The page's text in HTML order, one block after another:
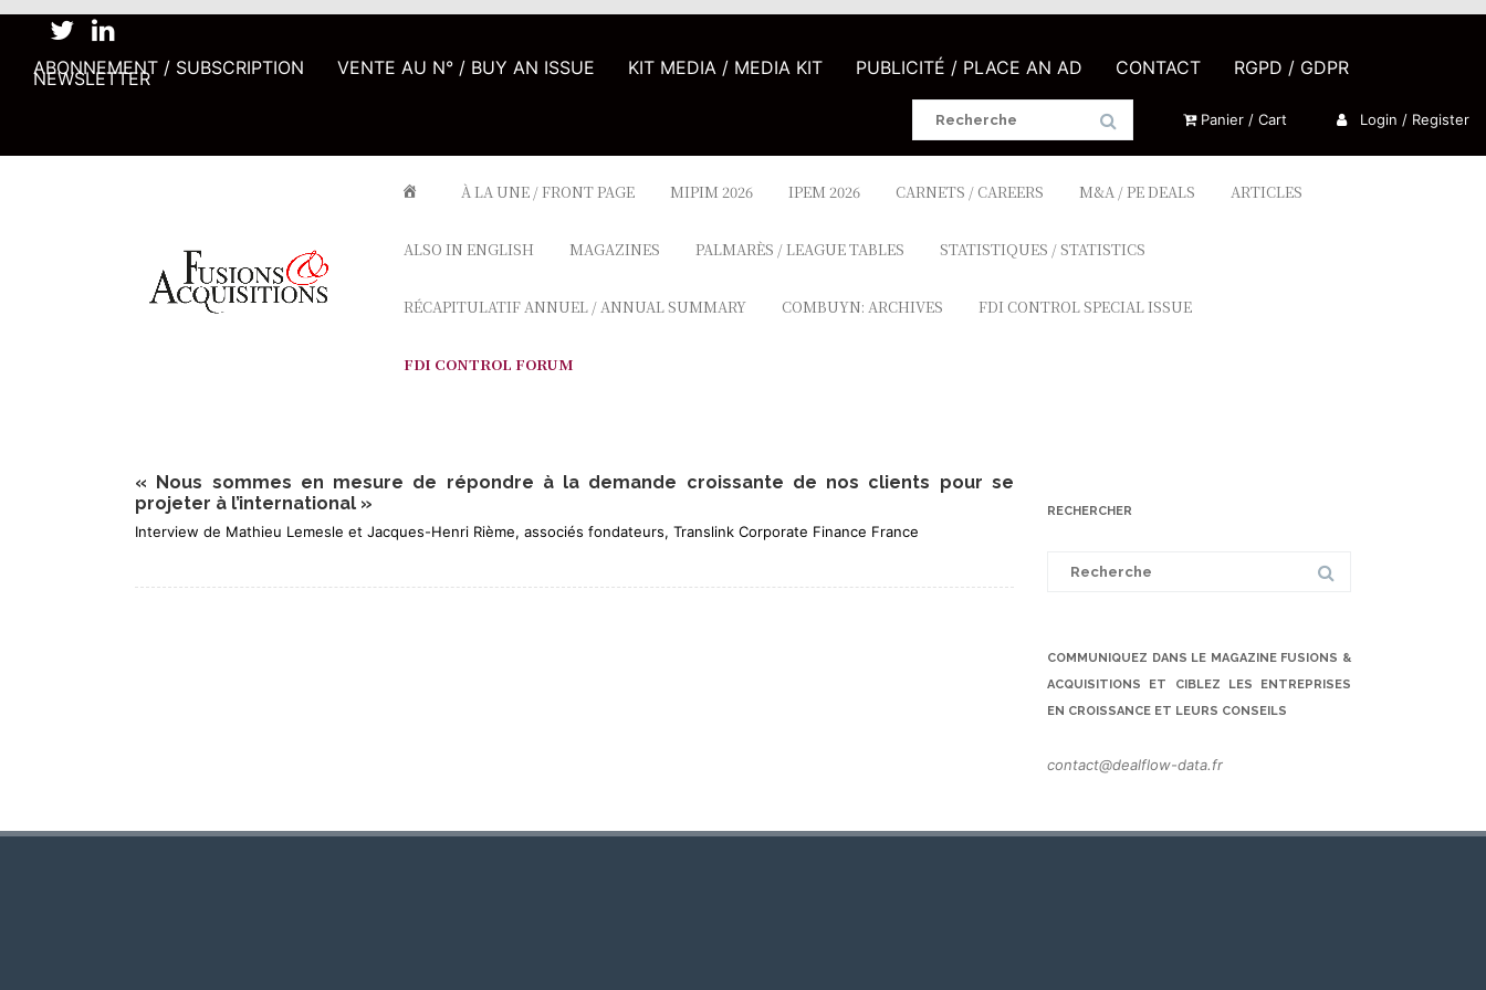
ABONNEMENT / SUBSCRIPTION VENTE AU N° / BUY AN ISSUE KIT MEDIA / MEDIA KIT PUBLICITÉ / PLACE AN AD CONTACT RGPD / GDPR
NEWSLETTER
Search
Panier / Cart Login / Register
À LA UNE / FRONT PAGE MIPIM 2026 IPEM 2026 CARNETS / CAREERS M&A / PE DEALS ARTICLES
ALSO IN ENGLISH MAGAZINES PALMARÈS / LEAGUE TABLES STATISTIQUES / STATISTICS
RÉCAPITULATIF ANNUEL / ANNUAL SUMMARY COMBUYN: ARCHIVES FDI CONTROL SPECIAL ISSUE
FDI CONTROL FORUM
« Nous sommes en mesure de répondre à la demande croissante de nos clients pour se
projeter à l’international »
Interview de Mathieu Lemesle et Jacques-Henri Rième, associés fondateurs, Translink Corporate Finance France
RECHERCHER
COMMUNIQUEZ DANS LE MAGAZINE FUSIONS &
ACQUISITIONS ET CIBLEZ LES ENTREPRISES
EN CROISSANCE ET LEURS CONSEILS
contact@dealflow-data.fr